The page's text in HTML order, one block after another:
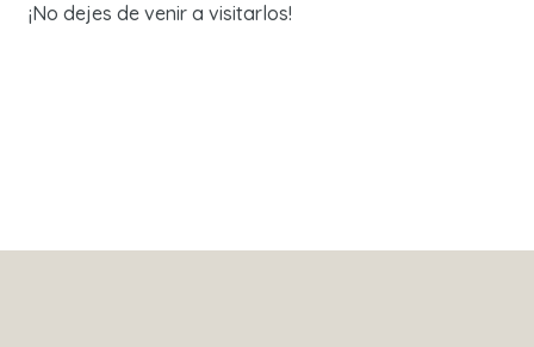
¡No dejes de venir a visitarlos!